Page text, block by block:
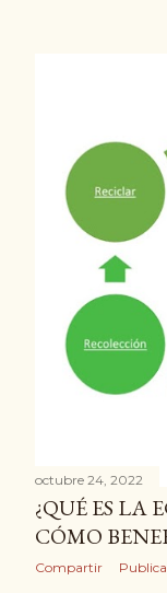
octubre 24, 2022
¿QUÉ ES LA
CÓMO
Compartir